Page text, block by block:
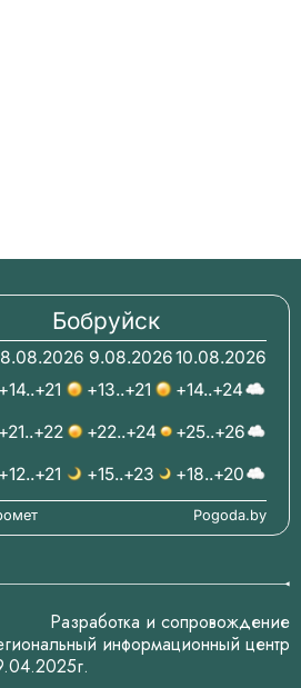
Бобруйск
8.08.2026
+14..+21
+21..+22
+12..+21
9.08.2026
+13..+21
+22..+24
+15..+23
10.08.2026
+14..+24
+25..+26
+18..+20
Pogoda.by
Разработка и сопровождение
информационный центр